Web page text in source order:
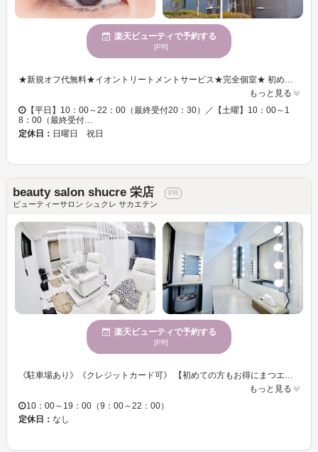
楽天ビューティで予約する
[PR]
★新規オフ代無料★イオントリートメントサービス★完全個室★ 初めての方や先どりのエクステデザインやボリューム感が欲しい方ナチュラル仕様がお好きな方年齢によりツヤ感が欲しい方や接着が悪く保ちが悪いと感じる方他にも何でもお気軽にご相談下さい。 カウンセリング後の施術となりますので お話だけでお帰りになられても大丈夫です。 当店で使用している お肌につけるテープは敏感肌用・消毒(植物由来)・接着剤の使用期限・敏感な方にも対応できるようにケミカルな部分を最小に、より自まつ毛が健康になるメカニズムで長年の(5000回以上の施術)経験を踏まえ安全安心の熟成店です。 マツエク施術後は最低２時間はお顔を洗えない為 個人サロンなので 素っぴんでいらして頂いても 誰にもお顔を合わすことなくお帰り頂けます。 年齢の合わないお客様などにお顔を合わせることも無くお帰り頂けます。 お一人お一人のご希望のデザインを丁寧にご対応させて頂きます。 カウンセリングだけでもご来店下さい。 お客様にとって輝ける目元をお提案させて頂きます。 ＊オフはシングルラッシュのみ無料。
もっと見る
【平日】10：00～22：00（最終受付20：30）／【土曜】10：00～1
8：00（最終受付…
定休日： 日曜日 祝日
beauty salon shucre 栄店
ビューティーサロン シュクレ サカエテン
楽天ビューティで予約する
[PR]
もっと見る
10：00～19：00（9：00～22：00）
定休日： なし